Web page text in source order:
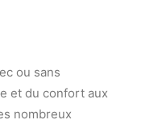
ou sans
et du confort aux
nombreux